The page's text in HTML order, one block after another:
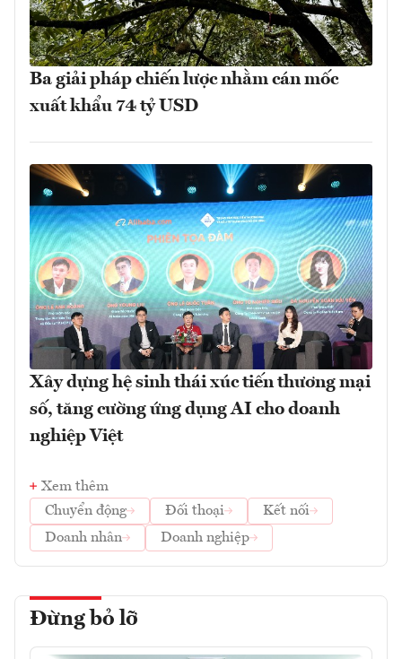
Ba giải pháp chiến lược nhằm cán mốc
xuất khẩu 74 tỷ USD
Xây dựng hệ sinh thái xúc tiến thương mại
số, tăng cường ứng dụng AI cho doanh
nghiệp Việt
Xem thêm
Chuyển động
Đối thoại
Kết nối
Doanh nhân
Doanh nghiệp
Đừng bỏ lỡ